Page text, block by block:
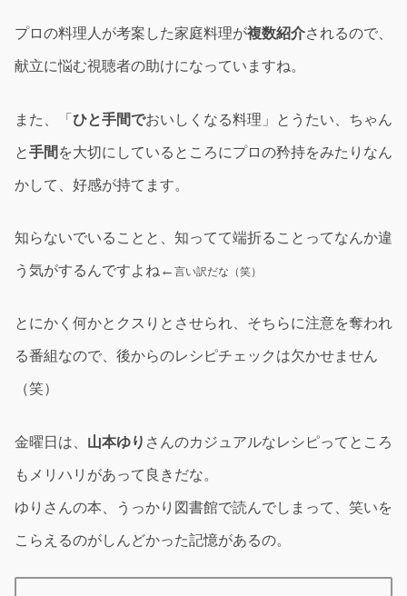
プロの料理人が考案した家庭料理が複数紹介されるので、
献立に悩む視聴者の助けになっていますね。
また、「 ひと手間でおいしくなる料理」とうたい、ちゃん
と手間 を大切にしているところにプロの矜持をみたりなん
かして、好感が持てます。
知らないでいることと、知ってて端折ることってなんか違
う気がするんですよね← 言い訳だな（笑）
とにかく何かとクスりとさせられ、そちらに注意を奪われ
る番組なので、後からのレシピチェックは欠かせません
（笑）
金曜日は、 山本ゆり さんのカジュアルなレシピってところ
もメリハリがあって良きだな。
ゆりさんの本、うっかり図書館で読んでしまって、笑いを
こらえるのがしんどかった記憶があるの。